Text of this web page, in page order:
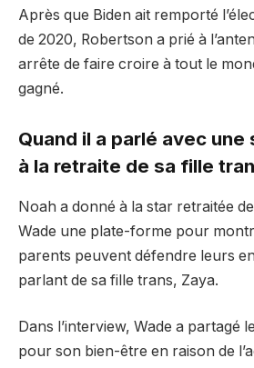
Après que Biden ait remporté
de 2020, Robertson a prié à
arrête de faire croire à tout le
gagné.
Quand il a parlé avec une
à la retraite de sa fille
Noah a donné à la star retraitée
Wade une plate-forme pour
parents peuvent défendre leurs
parlant de sa fille trans, Zaya.
Dans l’interview, Wade a partagé
pour son bien-être en raison de